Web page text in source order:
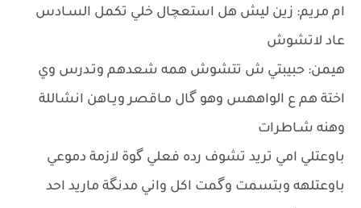
ام مريم: زين ليش هل استعچال خلي تكمل السـادس
عاد لاتشوش
هيمن: حبيبتي ش تتشوش همه شعدهم وتـدرس وي
اختة هم ع الواههس وهو گال مـاقصر ويـاهن انشاللة
وهنه شـاطرات
باوعتلي امي تريد تشوف رده فعلي گوة لازمة دموعي
باوعتلهه وبتسمت وگمت اكل واني مدنگة ماريد احد